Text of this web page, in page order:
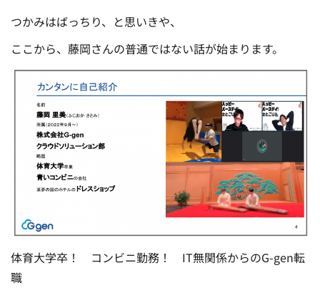
つかみはばっちり、と思いきや、
ここから、藤岡さんの普通ではない話が始まります。
体育大学卒！ コンビニ勤務！ IT無関係からのG-gen転
職